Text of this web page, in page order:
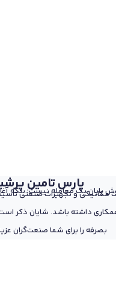
پارس تامین
پایان یک معامله نیست؛ بلکه
در حوزه تامین قطعات مکانیکی و
داشته باشد. شایان ذکر
بصرفه را برای شما صنعت‌گران